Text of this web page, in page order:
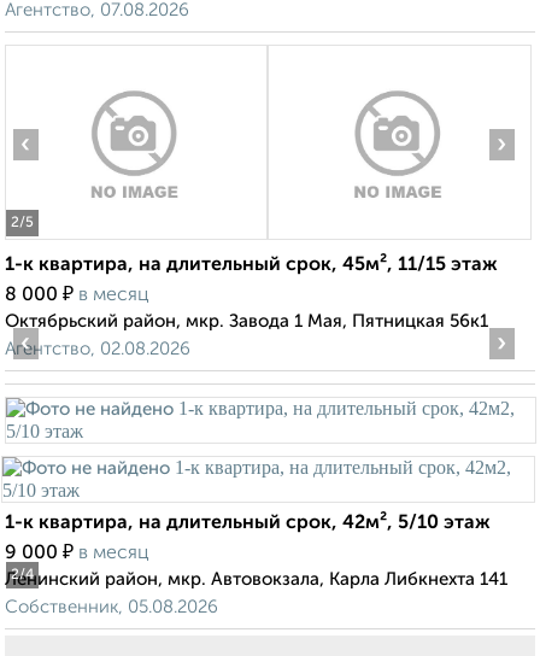
Агентство, 07.08.2026
2/5
‹ ›
1-к квартира, на длительный срок, 45м², 11/15 этаж
8 000 ₽ в месяц
Октябрьский район, мкр. Завода 1 Мая, Пятницкая 56к1
Агентство, 02.08.2026
2/4
‹ ›
1-к квартира, на длительный срок, 42м², 5/10 этаж
9 000 ₽ в месяц
Ленинский район, мкр. Автовокзала, Карла Либкнехта 141
Собственник, 05.08.2026